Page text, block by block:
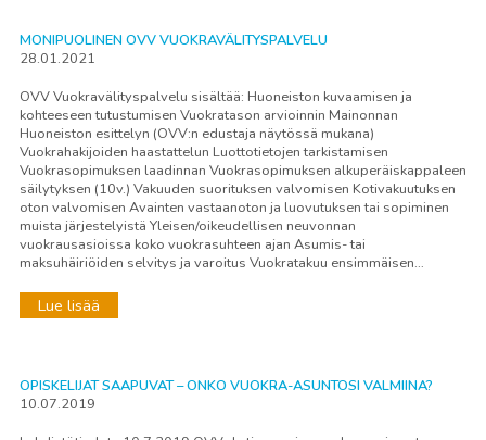
MONIPUOLINEN OVV VUOKRAVÄLITYSPALVELU
28.01.2021
OVV Vuokravälityspalvelu sisältää: Huoneiston kuvaamisen ja
kohteeseen tutustumisen Vuokratason arvioinnin Mainonnan
Huoneiston esittelyn (OVV:n edustaja näytössä mukana)
Vuokrahakijoiden haastattelun Luottotietojen tarkistamisen
Vuokrasopimuksen laadinnan Vuokrasopimuksen alkuperäiskappaleen
säilytyksen (10v.) Vakuuden suorituksen valvomisen Kotivakuutuksen
oton valvomisen Avainten vastaanoton ja luovutuksen tai sopiminen
muista järjestelyistä Yleisen/oikeudellisen neuvonnan
vuokrausasioissa koko vuokrasuhteen ajan Asumis- tai
maksuhäiriöiden selvitys ja varoitus Vuokratakuu ensimmäisen…
Lue lisää
OPISKELIJAT SAAPUVAT – ONKO VUOKRA-ASUNTOSI VALMIINA?
10.07.2019